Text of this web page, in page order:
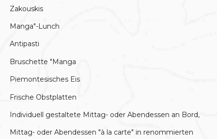
Zakouskis
Manga"-Lunch
Antipasti
Bruschette "Manga
Piemontesisches Eis
Frische Obstplatten
Individuell gestaltete Mittag- oder Abendessen an Bord,
Mittag- oder Abendessen "à la carte" in renommierten